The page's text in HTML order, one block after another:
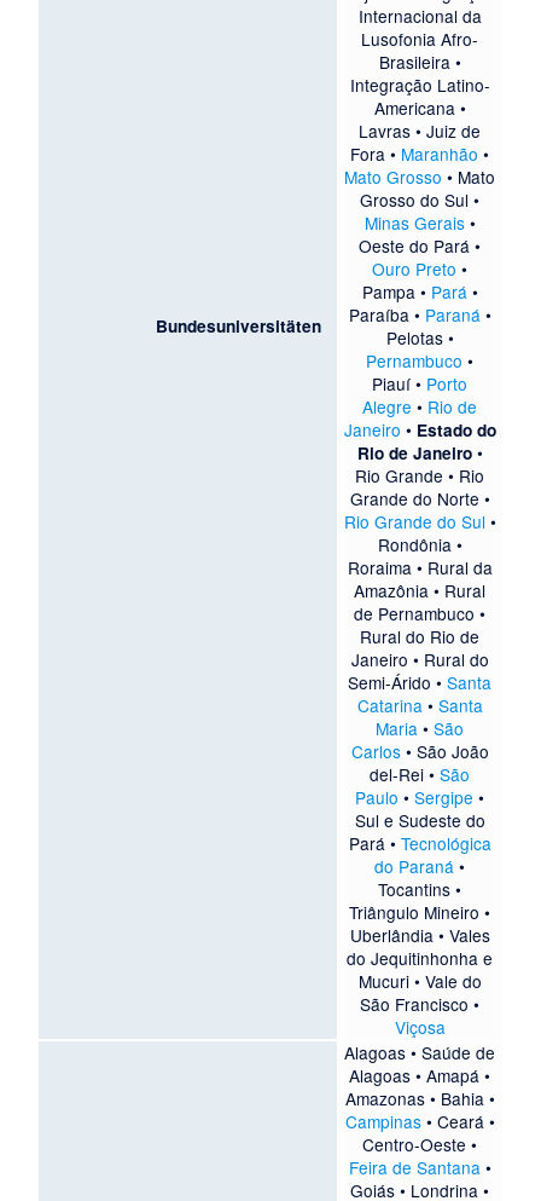
Bundesuniversitäten
Internacional da
Lusofonia Afro-
Brasileira•
Integração Latino-
Americana•
Lavras •Juiz de
Fora • Maranhão •
Mato Grosso • Mato
Grosso do Sul •
Minas Gerais•
Oeste do Pará •
Ouro Preto •
Pampa• Pará•
Paraíba• Paraná•
Pelotas•
Pernambuco •
Piauí • Porto
Alegre • Rio de
Janeiro • Estado do
Rio de Janeiro•
Rio Grande • Rio
Grande do Norte •
Rio Grande do Sul •
Rondônia•
Roraima• Rural da
Amazônia • Rural
de Pernambuco •
Rural do Rio de
Janeiro • Rural do
Semi-Árido •Santa
Catarina• Santa
Maria •São
Carlos• São João
del-Rei •São
Paulo •Sergipe •
Sul e Sudeste do
Pará• Tecnológica
do Paraná •
Tocantins •
Triângulo Mineiro •
Uberlândia• Vales
do Jequitinhonha e
Mucuri• Vale do
São Francisco •
Viçosa
Alagoas •Saúde de
Alagoas •Amapá •
Amazonas• Bahia•
Campinas• Ceará•
Centro-Oeste •
Feira de Santana•
Goiás • Londrina •